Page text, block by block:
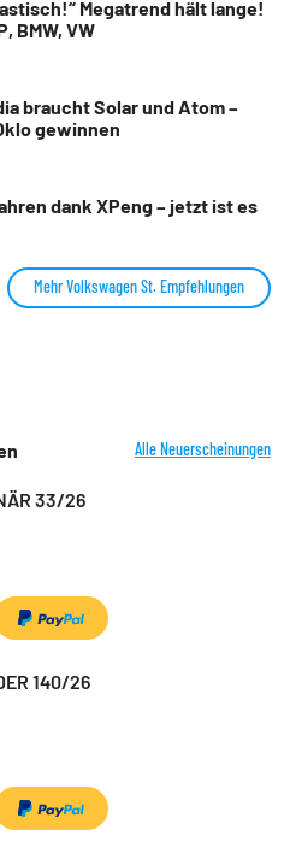
Megatrend hält lange!
BMW, VW
braucht Solar und Atom –
gewinnen
dank XPeng – jetzt ist es
Mehr Volkswagen St. Empfehlungen
Alle Neuerscheinungen
33/26
140/26